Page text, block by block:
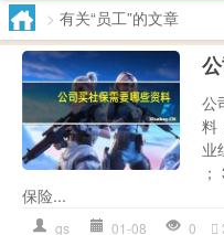
> 有关“员工”的文章
公
料
业
保险...
gs 01-08 0